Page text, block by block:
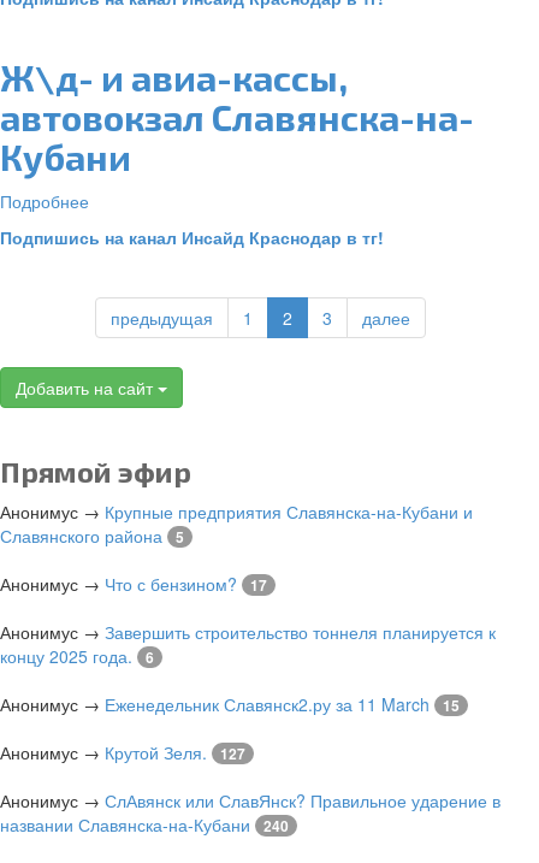
и
организаций
Ж\д- и авиа-кассы,
автовокзал Славянска-на-
Кубани
Подробнее
и
кассы,
автовокзал
Славянска-
на-
Кубани
Подпишись на канал Инсайд Краснодар в тг!
предыдущая 1 2 3 далее
Добавить на сайт
Прямой эфир
Анонимус → Крупные предприятия Славянска-на-Кубани и
Славянского района
5
Анонимус → Что с бензином? 17
Анонимус → Завершить строительство тоннеля планируется к
концу 2025 года.
6
Анонимус → Еженедельник Славянск2.ру за 11 March 15
Анонимус → Крутой Зеля. 127
Анонимус → СлАвянск или СлавЯнск? Правильное ударение в
названии Славянска-на-Кубани
240